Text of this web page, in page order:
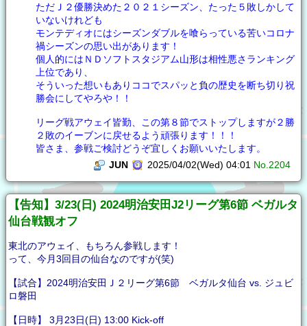
ただＪ２優勝決めた２０２１シーズン、たった５敗しかして
いないけれども
モンテディオにはシーズンダブルを喰らっている苦いコロナ
禍シーズンの思い出があります！
個人的にはＮＤソフトスタジアム山形は相性悪さランキング
上位であり、
そういった想いもありココでスパッと負の歴史を断ち切り祝
勝会にしてやろや！！
リーグ戦アウェイ皆勤、この第８節でストップしますが２勝
２敗のイーブンに戻せるよう頑張ります！！！
皆さま、参戦ご検討どうぞ宜しくお願いいたします。
JUN
2025/04/02(Wed) 04:01 No.2204
【告知】3/23(日) 2024明治安田J2リーグ第6節 ベガルタ
仙台戦観オフ
東北のアウェイ、もちろん参戦します！
って、今月3回目の仙台なのですが(笑)
【試合】2024明治安田Ｊ２リーグ第6節 ベガルタ仙台 vs. ジュビ
ロ磐田
【日時】 3月23日(日) 13:00 Kick-off